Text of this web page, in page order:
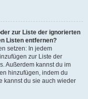
zur Liste der ignorierten
Listen entfernen?
setzen: In jedem
zur Liste der
Außerdem kannst du im
hinzufügen, indem du
kannst du sie auch wieder